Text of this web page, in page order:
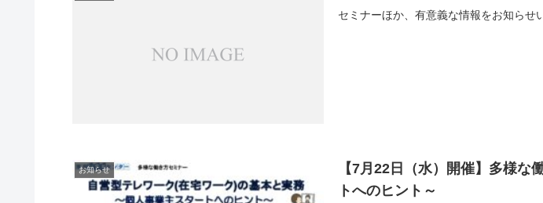
セミナーほか、有意義な情報をお知ら
お知らせ
【7月22日（水）開催】多様
トへのヒント～